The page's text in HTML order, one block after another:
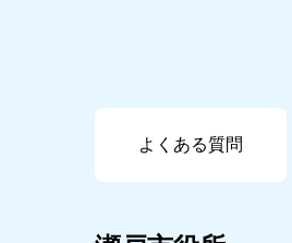
よくある質問